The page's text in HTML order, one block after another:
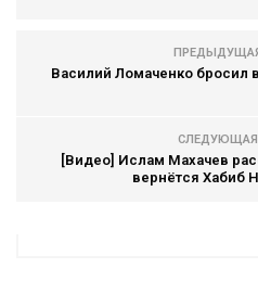
Василий Ломаченко бросил
СЛЕДУЮЩАЯ
[Видео] Ислам Махачев
вернётся Хабиб